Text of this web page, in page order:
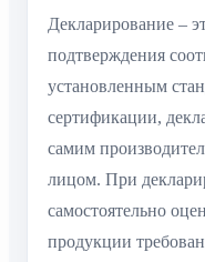
Декларирование –
подтверждения
установленным
сертификации,
самим
лицом. При
самостоятельно
продукции